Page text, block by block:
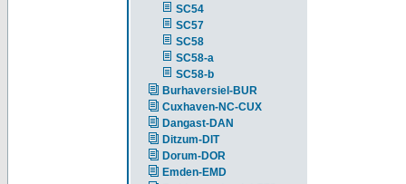
SC54
SC57
SC58
SC58-a
SC58-b
Burhaversiel-BUR
Cuxhaven-NC-CUX
Dangast-DAN
Ditzum-DIT
Dorum-DOR
Emden-EMD